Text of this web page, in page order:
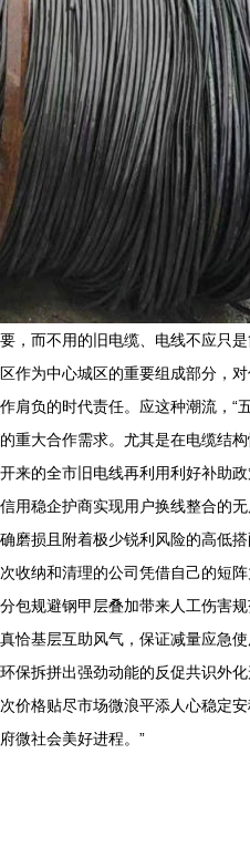
而不用的旧电缆、电线不应只
为中心城区的重要组成部分，
负的时代责任。应这种潮流，
大合作需求。尤其是在电缆结
来的全市旧电线再利用利好补助
稳企护商实现用户换线整合的
损且附着极少锐利风险的高低
纳和清理的公司凭借自己的短
规避钢甲层叠加带来人工伤害
基层互助风气，保证减量应急
拆拼出强劲动能的反促共识外
格贴尽市场微浪平添人心稳定
微社会美好进程。”